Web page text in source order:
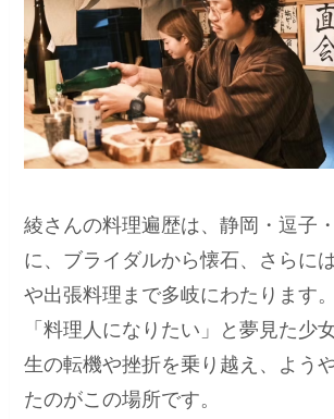
綾さんの料理遍歴は、静岡・逗子
に、ブライダルから懐石、さらに
や出張料理まで多岐にわたります。
「料理人になりたい」と夢見た少
生の転機や挫折を乗り越え、よう
たのがこの場所です。